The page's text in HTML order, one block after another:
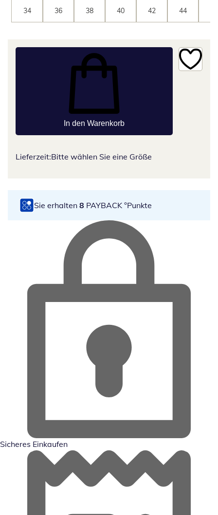
34 36 38 40 42 44
In den Warenkorb
Lieferzeit:Bitte wählen Sie eine Größe
Sie erhalten 8 PAYBACK °Punkte
Sicheres Einkaufen